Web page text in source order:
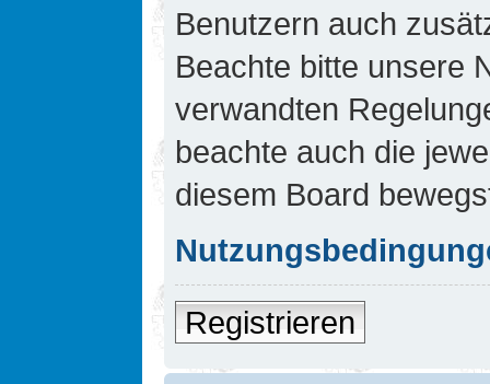
Benutzern auch
Beachte bitte unsere
verwandten
beachte auch die
diesem Board
Registrieren